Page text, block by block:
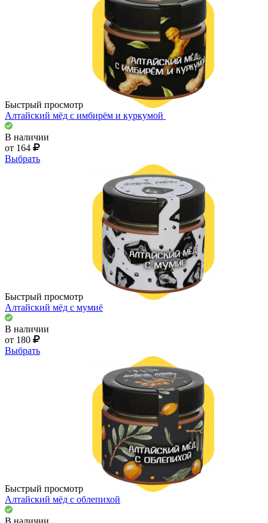
Быстрый просмотр
Алтайский мёд с имбирём и куркумой
В наличии
от 164
Выбрать
Быстрый просмотр
Алтайский мёд с мумиё
В наличии
от 180
Выбрать
Быстрый просмотр
Алтайский мёд с облепихой
В наличии